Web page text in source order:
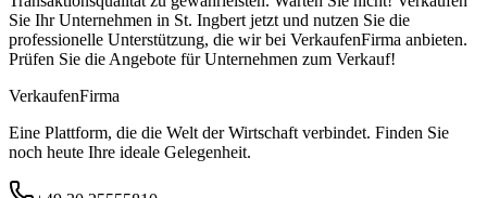
Sie Ihr Unternehmen in St. Ingbert jetzt und nutzen Sie die
professionelle Unterstützung, die wir bei VerkaufenFirma anbieten.
Prüfen Sie die Angebote für Unternehmen zum Verkauf!
VerkaufenFirma
Eine Plattform, die die Welt der Wirtschaft verbindet. Finden Sie
noch heute Ihre ideale Gelegenheit.